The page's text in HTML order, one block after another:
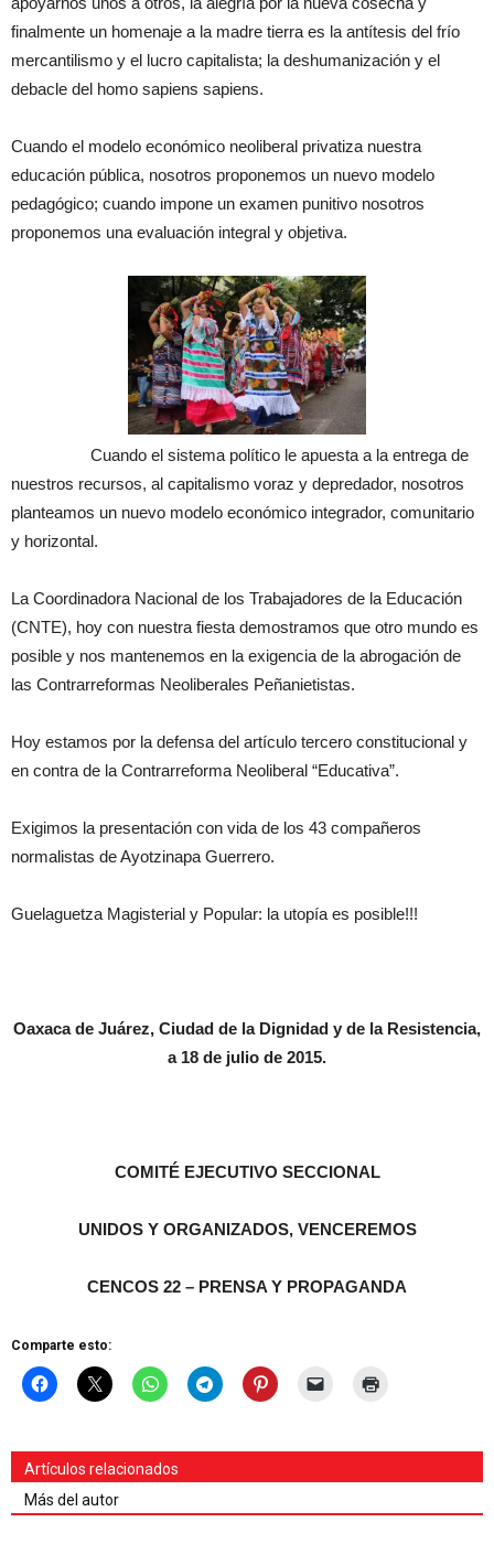
finalmente un homenaje a la madre tierra es la antítesis del frío
mercantilismo y el lucro capitalista; la deshumanización y el
debacle del homo sapiens sapiens.
Cuando el modelo económico neoliberal privatiza nuestra
educación pública, nosotros proponemos un nuevo modelo
pedagógico; cuando impone un examen punitivo nosotros
proponemos una evaluación integral y objetiva.
Cuando el sistema político le apuesta a la entrega de
nuestros recursos, al capitalismo voraz y depredador, nosotros
planteamos un nuevo modelo económico integrador, comunitario
y horizontal.
La Coordinadora Nacional de los Trabajadores de la Educación
(CNTE), hoy con nuestra fiesta demostramos que otro mundo es
posible y nos mantenemos en la exigencia de la abrogación de
las Contrarreformas Neoliberales Peñanietistas.
Hoy estamos por la defensa del artículo tercero constitucional y
en contra de la Contrarreforma Neoliberal “Educativa”.
Exigimos la presentación con vida de los 43 compañeros
normalistas de Ayotzinapa Guerrero.
Guelaguetza Magisterial y Popular: la utopía es posible!!!
Oaxaca de Juárez, Ciudad de la Dignidad y de la Resistencia,
a 18 de julio de 2015.
COMITÉ EJECUTIVO SECCIONAL
UNIDOS Y ORGANIZADOS, VENCEREMOS
CENCOS 22 – PRENSA Y PROPAGANDA
Comparte esto:
Artículos relacionados
Más del autor